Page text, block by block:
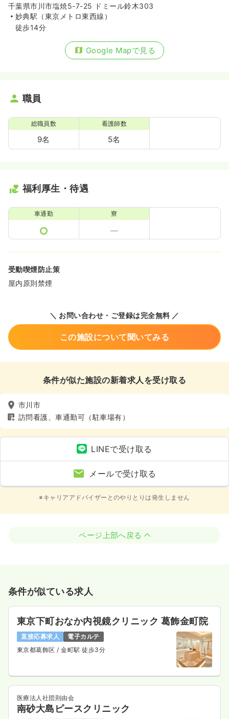
千葉県市川市塩焼5-7-25 ドミール鈴木303
妙典駅（東京メトロ東西線）
徒歩14分
Google Mapで見る
職員
総職員数
9名
看護師数
5名
福利厚生・待遇
車通勤 寮
受動喫煙防止策
屋内原則禁煙
＼ お問い合わせ・ご登録は完全無料 ／
この施設について聞いてみる
条件が似た施設の新着求人を受け取る
市川市
訪問看護、車通勤可（駐車場有）
LINEで受け取る
メールで受け取る
※キャリアアドバイザーとのやりとりは発生しません
ページ上部へ戻る
条件が似ている求人
東京下町おなか内視鏡クリニック 葛飾金町院
直接応募求人
電子カルテ
東京都葛飾区/ 金町駅 徒歩3分
医療法人社団則由会
南砂大島ピースクリニック